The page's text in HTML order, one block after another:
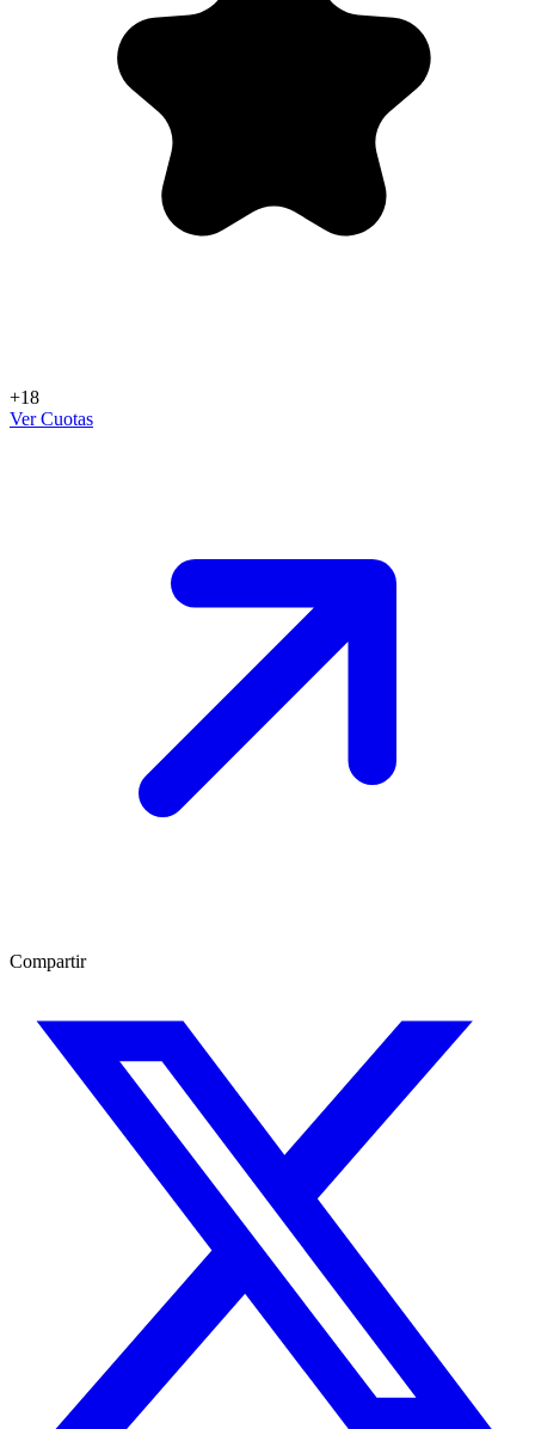
+18
Ver Cuotas
Compartir